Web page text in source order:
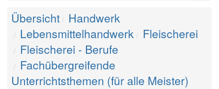
Übersicht
Handwerk
Lebensmittelhandwerk
Fleischerei
Fleischerei - Berufe
Fachübergreifende
Unterrichtsthemen (für alle Meister)